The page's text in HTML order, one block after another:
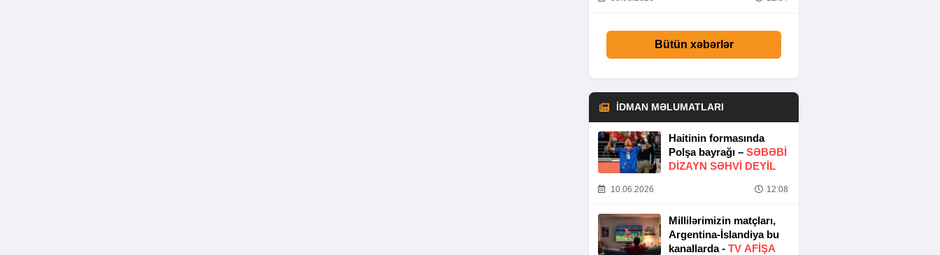
Bütün xəbərlər
İDMAN MƏLUMATLARI
Haitinin formasında
Polşa bayrağı – SƏBƏBI
DIZAYN SƏHVI DEYIL
10.06.2026 12:08
Millilərimizin matçları,
Argentina-İslandiya bu
kanallarda - TV AFİŞA